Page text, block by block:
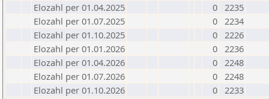
Elozahl per 01.04.2025
0 2235
Elozahl per 01.07.2025
0 2234
Elozahl per 01.10.2025
0 2226
Elozahl per 01.01.2026
0 2236
Elozahl per 01.04.2026
0 2248
Elozahl per 01.07.2026
0 2248
Elozahl per 01.10.2026
0 2233